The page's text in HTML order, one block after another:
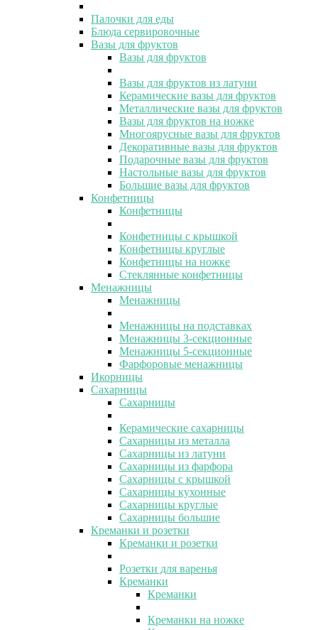
Палочки для еды
Блюда сервировочные
Вазы для фруктов
Вазы для фруктов
Вазы для фруктов из латуни
Керамические вазы для фруктов
Металлические вазы для фруктов
Вазы для фруктов на ножке
Многоярусные вазы для фруктов
Декоративные вазы для фруктов
Подарочные вазы для фруктов
Настольные вазы для фруктов
Большие вазы для фруктов
Конфетницы
Конфетницы
Конфетницы с крышкой
Конфетницы круглые
Конфетницы на ножке
Стеклянные конфетницы
Менажницы
Менажницы
Менажницы на подставках
Менажницы 3-секционные
Менажницы 5-секционные
Фарфоровые менажницы
Икорницы
Сахарницы
Сахарницы
Керамические сахарницы
Сахарницы из металла
Сахарницы из латуни
Сахарницы из фарфора
Сахарницы с крышкой
Сахарницы кухонные
Сахарницы круглые
Сахарницы большие
Креманки и розетки
Креманки и розетки
Розетки для варенья
Креманки
Креманки
Креманки на ножке